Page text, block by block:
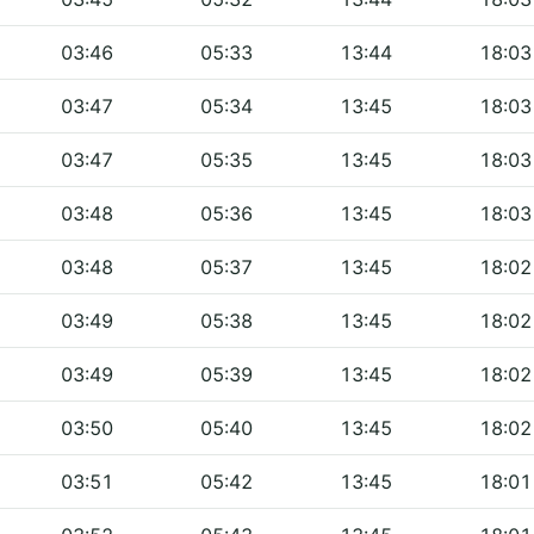
03:46 05:33 13:44 18:03
03:47 05:34 13:45 18:03
03:47 05:35 13:45 18:03
03:48 05:36 13:45 18:03
03:48 05:37 13:45 18:02
03:49 05:38 13:45 18:02
03:49 05:39 13:45 18:02
03:50 05:40 13:45 18:02
03:51 05:42 13:45 18:01